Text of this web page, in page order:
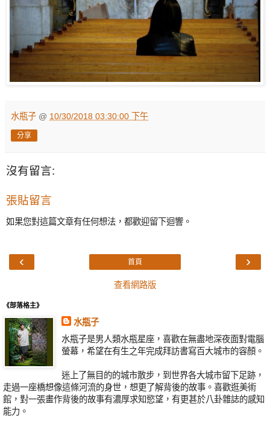
水瓶子 @ 10/30/2018 03:30:00 下午
分享
沒有留言:
張貼留言
如果您對這篇文章有任何想法，都歡迎留下迴響。
‹ ›
首頁
查看網路版
《部落格主》
水瓶子
水瓶子是男人類水瓶星座，喜歡在無盡地深夜面對電腦
螢幕，希望在有生之年完成拜訪書寫百大城市的容顏。
迷上了無目的的城市散步，到世界各大城市留下足跡，
走過一座橋想像這條河流的身世，想更了解背後的故事。喜歡逛美術
館，對一張畫作背後的故事有濃厚求知慾望，有更甚於八卦雜誌的感知
能力。